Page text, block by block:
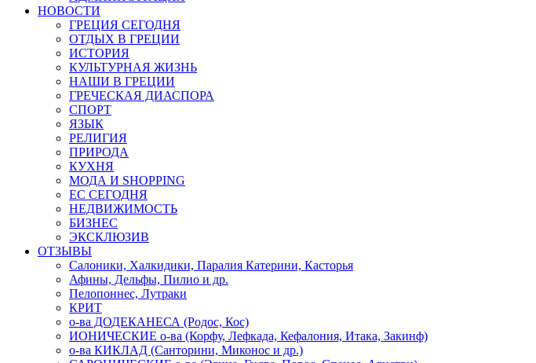
НОВОСТИ
ГРЕЦИЯ СЕГОДНЯ
ОТДЫХ В ГРЕЦИИ
ИСТОРИЯ
КУЛЬТУРНАЯ ЖИЗНЬ
НАШИ В ГРЕЦИИ
ГРЕЧЕСКАЯ ДИАСПОРА
СПОРТ
ЯЗЫК
РЕЛИГИЯ
ПРИРОДА
КУХНЯ
МОДА И SHOPPING
ЕС СЕГОДНЯ
НЕДВИЖИМОСТЬ
БИЗНЕС
ЭКСКЛЮЗИВ
ОТЗЫВЫ
Салоники, Халкидики, Паралия Катерини, Касторья
Афины, Дельфы, Пилио и др.
Пелопоннес, Лутраки
КРИТ
о-ва ДОДЕКАНЕСА (Родос, Кос)
ИОНИЧЕСКИЕ о-ва (Корфу, Лефкада, Кефалония, Итака, Закинф)
о-ва КИКЛАД (Санторини, Миконос и др.)